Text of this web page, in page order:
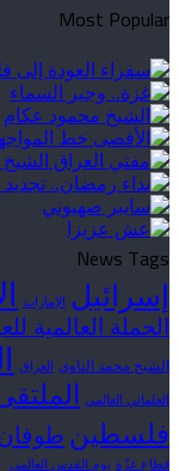
Most Popular
News Tags
إسرائيل الإمارات
الحملة العالمية
الشيخ محمد الناوي العراق
العلمائي العالمي
فلسطين
قطاع غزّة يوم القدس العالمي